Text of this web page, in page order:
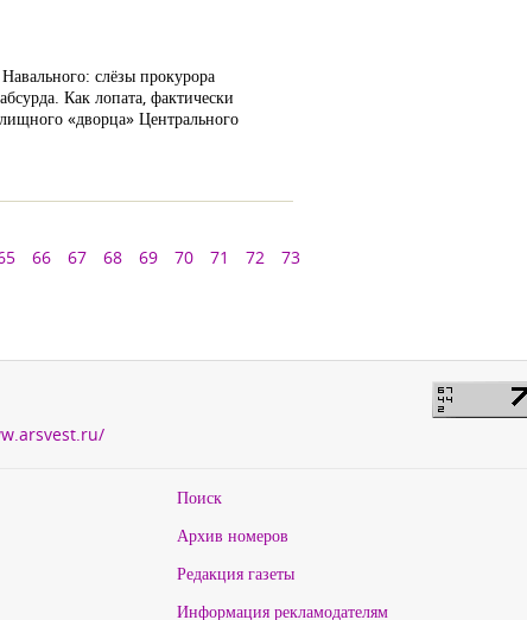
слёзы прокурора
Как лопата, фактически
«дворца» Центрального
66 67 68 69 70 71 72
73
Поиск
Архив номеров
Редакция газеты
Информация рекламодателям